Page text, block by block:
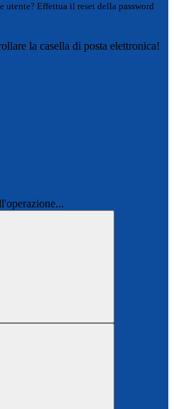
utente? Effettua il reset della password
la casella di posta elettronica!